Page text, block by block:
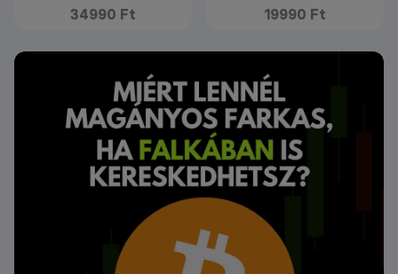
34990 Ft 19990 Ft